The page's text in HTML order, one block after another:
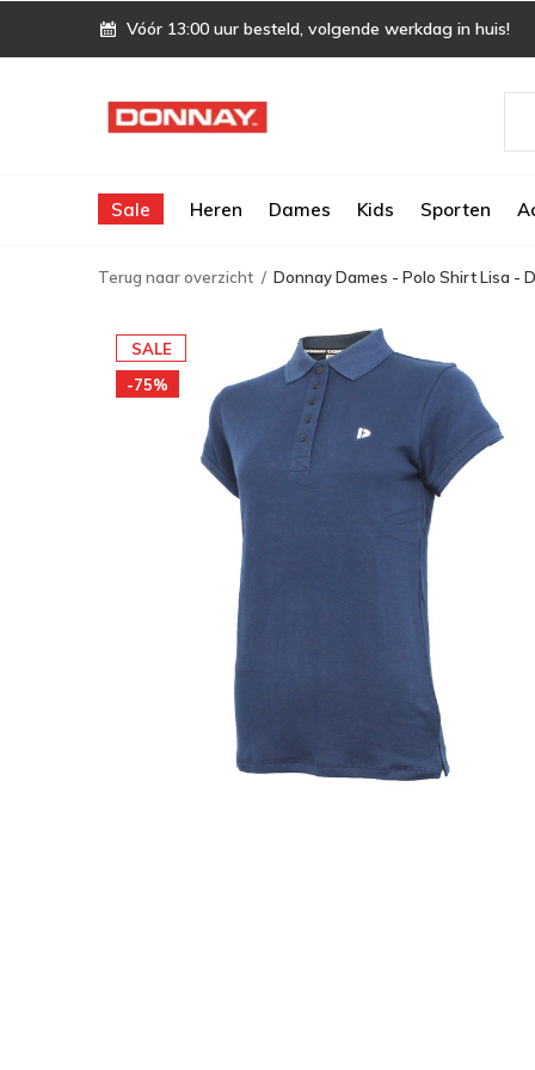
Sale Heren Dames Kids Sporten
Vóór 13:00 uur besteld, volgende werkdag in huis!
Terug naar overzicht Donnay Dames - Polo Shirt Lisa -
SALE
-75%